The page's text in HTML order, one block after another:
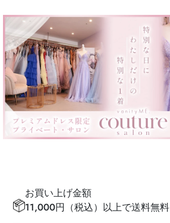
お買い上げ金額
11,000円（税込）以上で送料無料